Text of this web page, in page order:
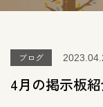
ブログ
4月の掲示板